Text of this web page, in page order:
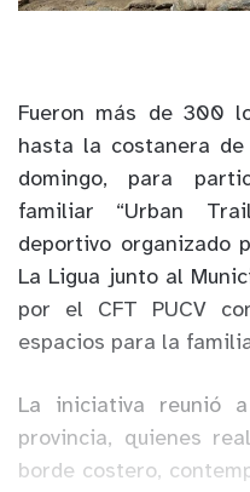
Fueron más de 300
hasta la costanera de
domingo, para
familiar “Urban
deportivo organizado
La Ligua junto al
por el CFT PUCV
espacios para la
La iniciativa reunió
provincia, quienes
borde costero,